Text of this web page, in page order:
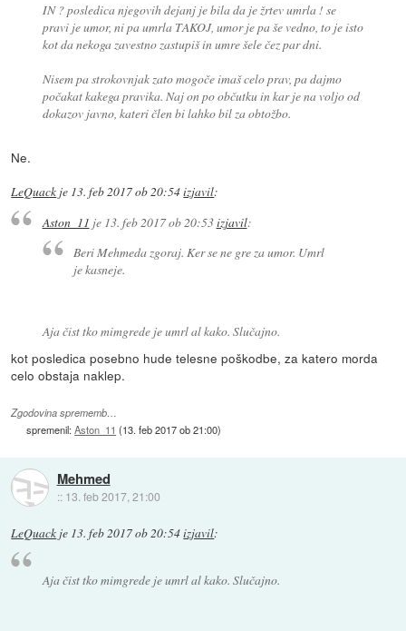
IN ? posledica njegovih dejanj je bila da je žrtev umrla ! se
pravi je umor, ni pa umrla TAKOJ, umor je pa še vedno, to je isto
kot da nekoga zavestno zastupiš in umre šele čez par dni.
Nisem pa strokovnjak zato mogoče imaš celo prav, pa dajmo
počakat kakega pravika. Naj on po občutku in kar je na voljo od
dokazov javno, kateri člen bi lahko bil za obtožbo.
Ne.
LeQuack je 13. feb 2017 ob 20:54izjavil:
Aston_11 je 13. feb 2017 ob 20:53izjavil:
Beri Mehmeda zgoraj. Ker se ne gre za umor. Umrl
je kasneje.
Aja čist tko mimgrede je umrl al kako. Slučajno.
kot posledica posebno hude telesne poškodbe, za katero morda
celo obstaja naklep.
Zgodovina sprememb…
spremenil:Aston_11 (13. feb 2017 ob 21:00)
Mehmed
:: 13. feb 2017, 21:00
LeQuack je 13. feb 2017 ob 20:54izjavil:
Aja čist tko mimgrede je umrl al kako. Slučajno.